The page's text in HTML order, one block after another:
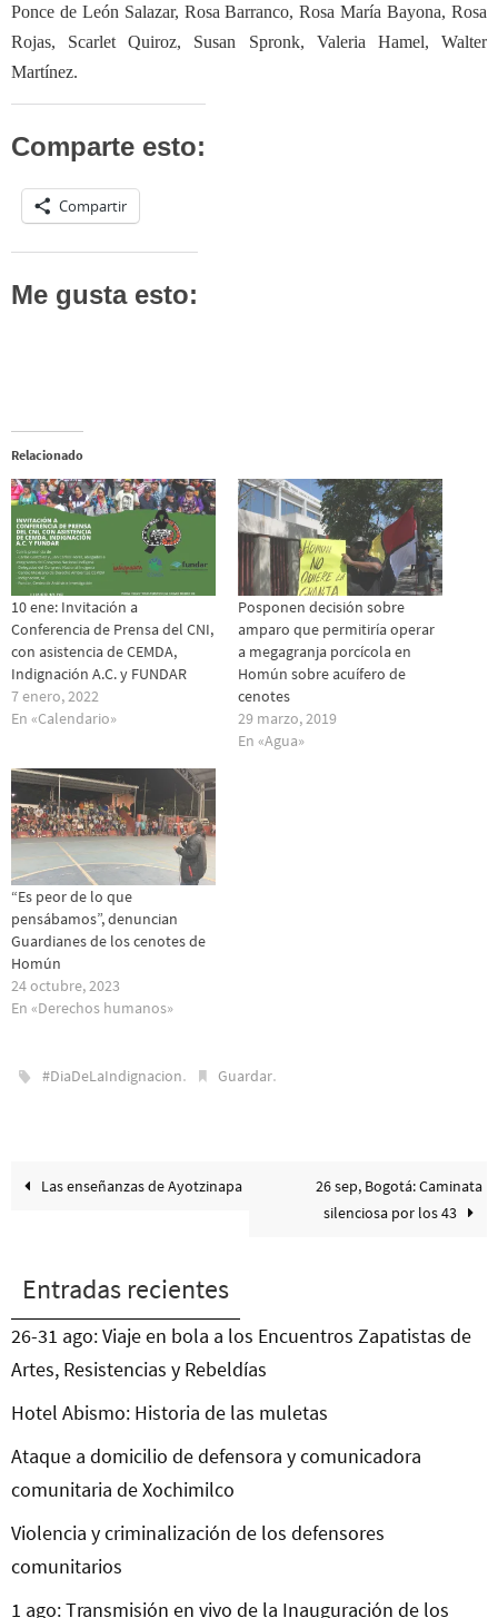
Ponce de León Salazar, Rosa Barranco, Rosa María Bayona, Rosa
Rojas, Scarlet Quiroz, Susan Spronk, Valeria Hamel,Walter
Martínez.
Comparte esto:
Compartir
Me gusta esto:
Relacionado
10 ene: Invitación a
Conferencia de Prensa del CNI,
con asistencia de CEMDA,
Indignación A.C. y FUNDAR
7 enero, 2022
En «Calendario»
Posponen decisión sobre
amparo que permitiría operar
a megagranja porcícola en
Homún sobre acuífero de
cenotes
29 marzo, 2019
En «Agua»
“Es peor de lo que
pensábamos”, denuncian
Guardianes de los cenotes de
Homún
24 octubre, 2023
En «Derechos humanos»
#DiaDeLaIndignacion. Guardar.
Las enseñanzas de Ayotzinapa
26 sep, Bogotá: Caminata
silenciosa por los 43
Entradas recientes
26-31 ago: Viaje en bola a los Encuentros Zapatistas de
Artes, Resistencias y Rebeldías
Hotel Abismo: Historia de las muletas
Ataque a domicilio de defensora y comunicadora
comunitaria de Xochimilco
Violencia y criminalización de los defensores
comunitarios
1 ago: Transmisión en vivo de la Inauguración de los